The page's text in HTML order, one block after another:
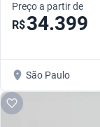
Preço a partir de
R$34.399
São Paulo